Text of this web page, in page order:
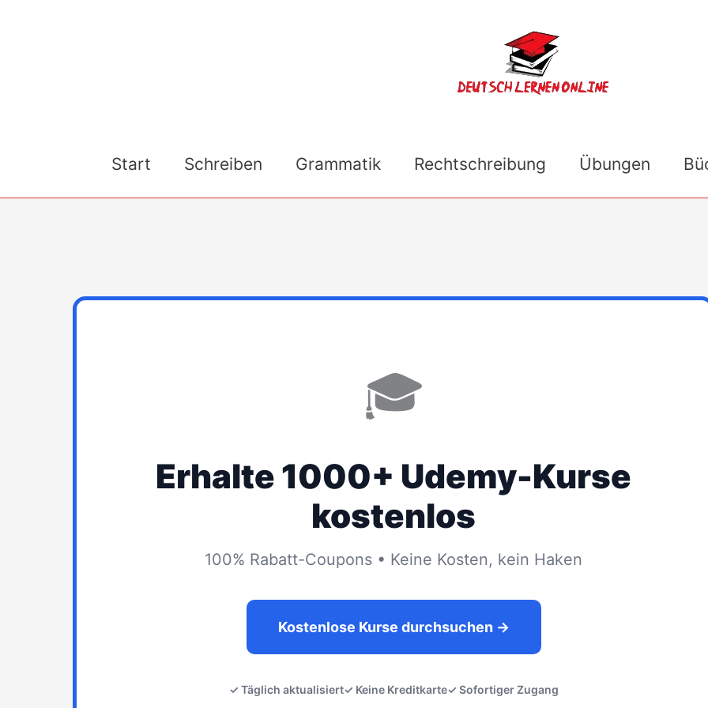
Start Schreiben Grammatik Rechtschreibung Übungen
🎓
Erhalte 1000+ Udemy-Kurse
kostenlos
100% Rabatt-Coupons • Keine Kosten, kein Haken
Kostenlose Kurse durchsuchen →
✓ Täglich aktualisiert✓ Keine Kreditkarte✓ Sofortiger Zugang